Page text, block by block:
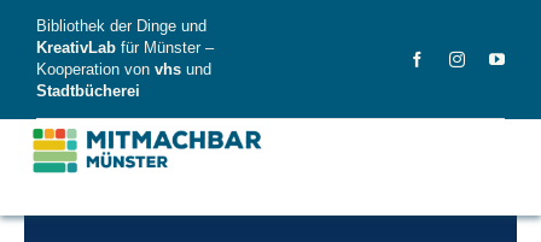
content
Bibliothek der Dinge und
KreativLab für Münster –
Kooperation von vhs und
Stadtbücherei